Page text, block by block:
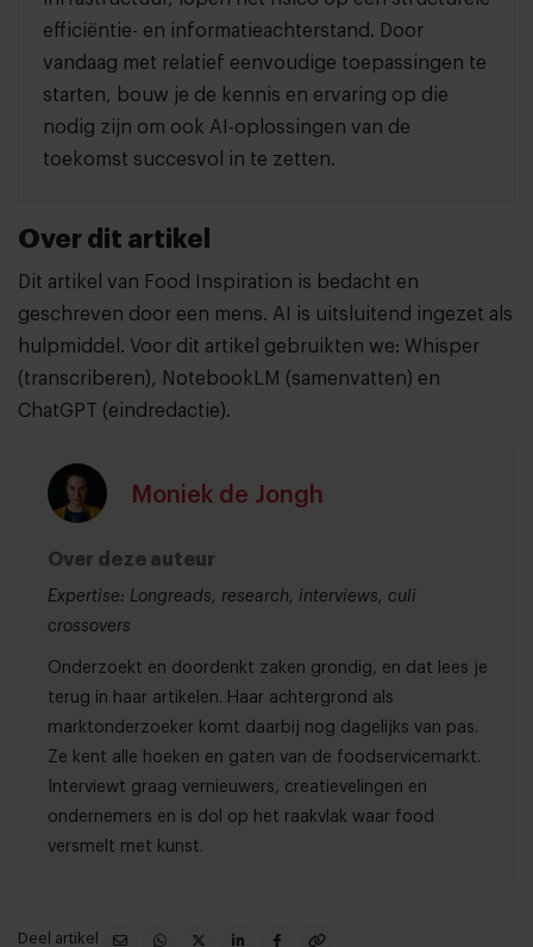
efficiëntie- en informatieachterstand. Door
vandaag met relatief eenvoudige toepassingen te
starten, bouw je de kennis en ervaring op die
nodig zijn om ook AI-oplossingen van de
toekomst succesvol in te zetten.
Over dit artikel
Dit artikel van Food Inspiration is bedacht en
geschreven door een mens. AI is uitsluitend ingezet als
hulpmiddel. Voor dit artikel gebruikten we: Whisper
(transcriberen), NotebookLM (samenvatten) en
ChatGPT (eindredactie).
Moniek de Jongh
Over deze auteur
Expertise: Longreads, research, interviews, culi
crossovers
Onderzoekt en doordenkt zaken grondig, en dat lees je
terug in haar artikelen. Haar achtergrond als
marktonderzoeker komt daarbij nog dagelijks van pas.
Ze kent alle hoeken en gaten van de foodservicemarkt.
Interviewt graag vernieuwers, creatievelingen en
ondernemers en is dol op het raakvlak waar food
versmelt met kunst.
Deel artikel